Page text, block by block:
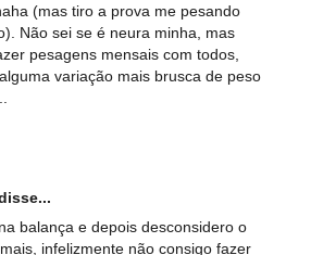
(mas tiro a prova me pesando
Não sei se é neura minha, mas
pesagens mensais com todos,
variação mais brusca de peso
balança e depois desconsidero o
infelizmente não consigo fazer